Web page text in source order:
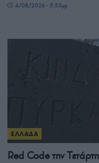
4/08/2026 - 5:53μμ
ΕΛΛΑΔΑ
Red Code την